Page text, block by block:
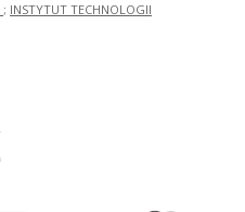
; INSTYTUT TECHNOLOGII